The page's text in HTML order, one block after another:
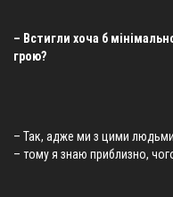
– Встигли хоча б
грою?
– Так, адже ми з цими людьми
– тому я знаю приблизно,